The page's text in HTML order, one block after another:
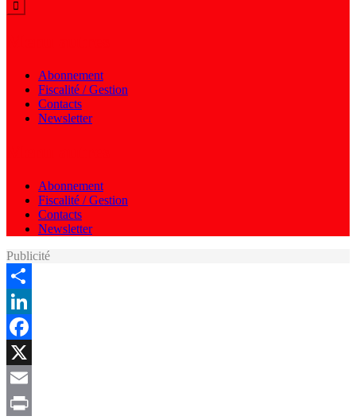
Abonnement
Fiscalité / Gestion
Contacts
Newsletter
Abonnement
Fiscalité / Gestion
Contacts
Newsletter
Publicité
Share
LinkedIn
Facebook
X
Email